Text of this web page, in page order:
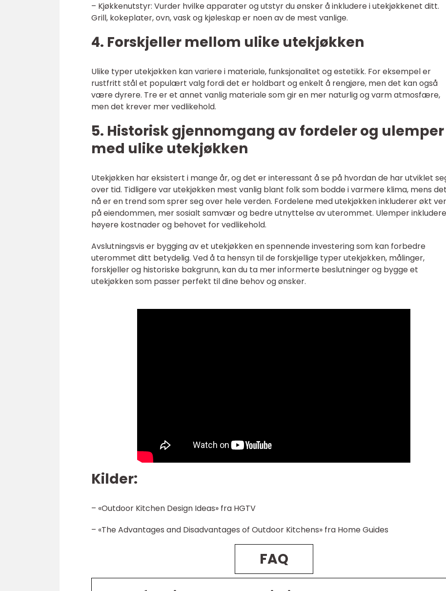
– Kjøkkenutstyr: Vurder hvilke apparater og utstyr du ønsker å inkludere i utekjøkkenet ditt.
Grill, kokeplater, ovn, vask og kjøleskap er noen av de mest vanlige.
4. Forskjeller mellom ulike utekjøkken
Ulike typer utekjøkken kan variere i materiale, funksjonalitet og estetikk. For eksempel er
rustfritt stål et populært valg fordi det er holdbart og enkelt å rengjøre, men det kan også
være dyrere. Tre er et annet vanlig materiale som gir en mer naturlig og varm atmosfære,
men det krever mer vedlikehold.
5. Historisk gjennomgang av fordeler og ulemper
med ulike utekjøkken
Utekjøkken har eksistert i mange år, og det er interessant å se på hvordan de har utviklet
over tid. Tidligere var utekjøkken mest vanlig blant folk som bodde i varmere klima, mens det
nå er en trend som sprer seg over hele verden. Fordelene med utekjøkken inkluderer økt
på eiendommen, mer sosialt samvær og bedre utnyttelse av uterommet. Ulemper
høyere kostnader og behovet for vedlikehold.
Avslutningsvis er bygging av et utekjøkken en spennende investering som kan forbedre
uterommet ditt betydelig. Ved å ta hensyn til de forskjellige typer utekjøkken, målinger,
forskjeller og historiske bakgrunn, kan du ta mer informerte beslutninger og bygge et
utekjøkken som passer perfekt til dine behov og ønsker.
Kilder:
– «Outdoor Kitchen Design Ideas» fra HGTV
– «The Advantages and Disadvantages of Outdoor Kitchens» fra Home Guides
FAQ